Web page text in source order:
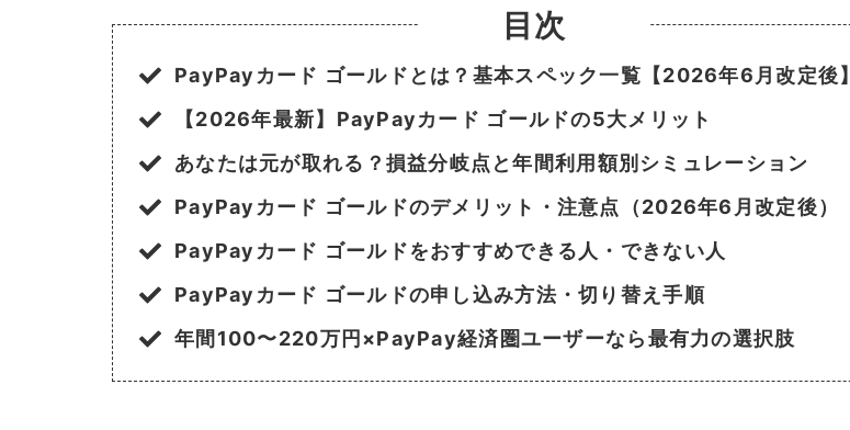
目次
PayPayカード ゴールドとは？基本スペック一覧【2026年6月改定後】
【2026年最新】PayPayカード ゴールドの5大メリット
あなたは元が取れる？損益分岐点と年間利用額別シミュレーション
PayPayカード ゴールドのデメリット・注意点（2026年6月改定後）
PayPayカード ゴールドをおすすめできる人・できない人
PayPayカード ゴールドの申し込み方法・切り替え手順
年間100〜220万円×PayPay経済圏ユーザーなら最有力の選択肢